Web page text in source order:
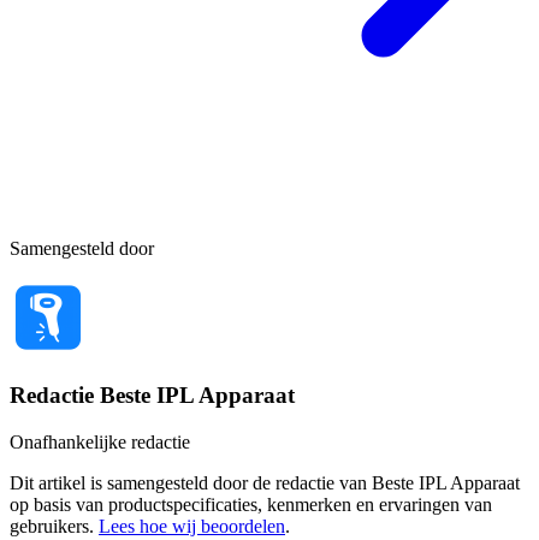
Samengesteld door
Redactie Beste IPL Apparaat
Onafhankelijke redactie
Dit artikel is samengesteld door de redactie van Beste IPL Apparaat
op basis van productspecificaties, kenmerken en ervaringen van
gebruikers. Lees hoe wij beoordelen.